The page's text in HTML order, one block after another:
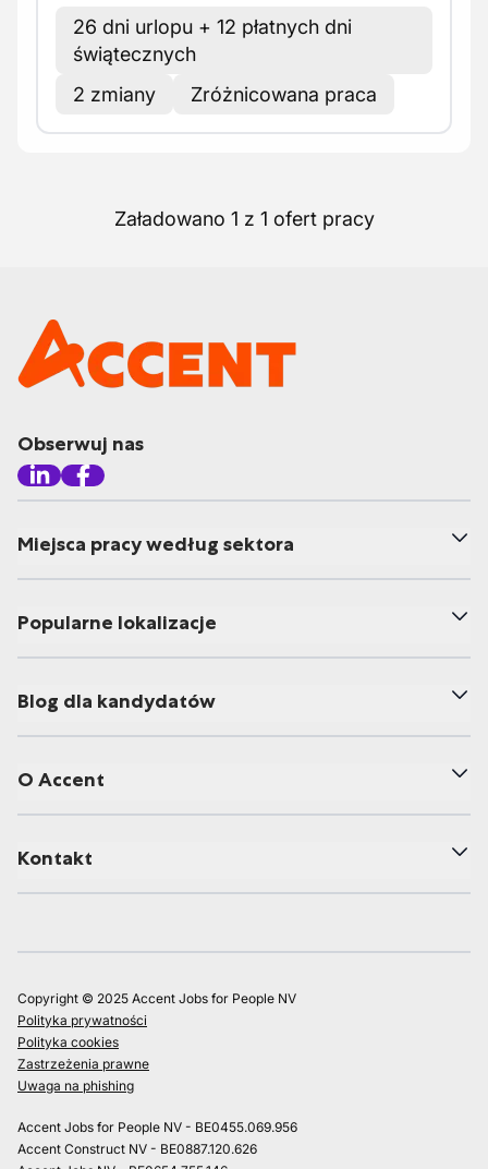
26 dni urlopu + 12 płatnych dni
świątecznych
2 zmiany
Zróżnicowana praca
Załadowano 1 z 1 ofert pracy
Obserwuj nas
Miejsca pracy według sektora
Popularne lokalizacje
Blog dla kandydatów
O Accent
Kontakt
Copyright © 2025 Accent Jobs for People NV
Polityka prywatności
Polityka cookies
Zastrzeżenia prawne
Uwaga na phishing
Accent Jobs for People NV - BE0455.069.956
Accent Construct NV - BE0887.120.626